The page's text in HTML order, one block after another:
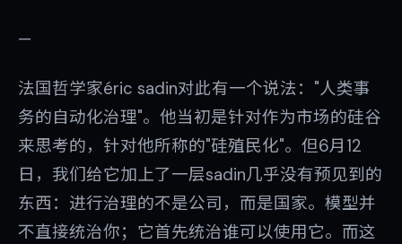
—
法国哲学家éric sadin对此有一个说法："人类事
务的自动化治理"。他当初是针对作为市场的硅谷
来思考的，针对他所称的"硅殖民化"。但6月12
日，我们给它加上了一层sadin几乎没有预见到的
东西：进行治理的不是公司，而是国家。模型并
不直接统治你；它首先统治谁可以使用它。而这